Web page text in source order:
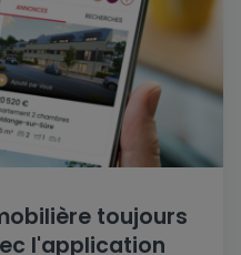
toujours
l'application